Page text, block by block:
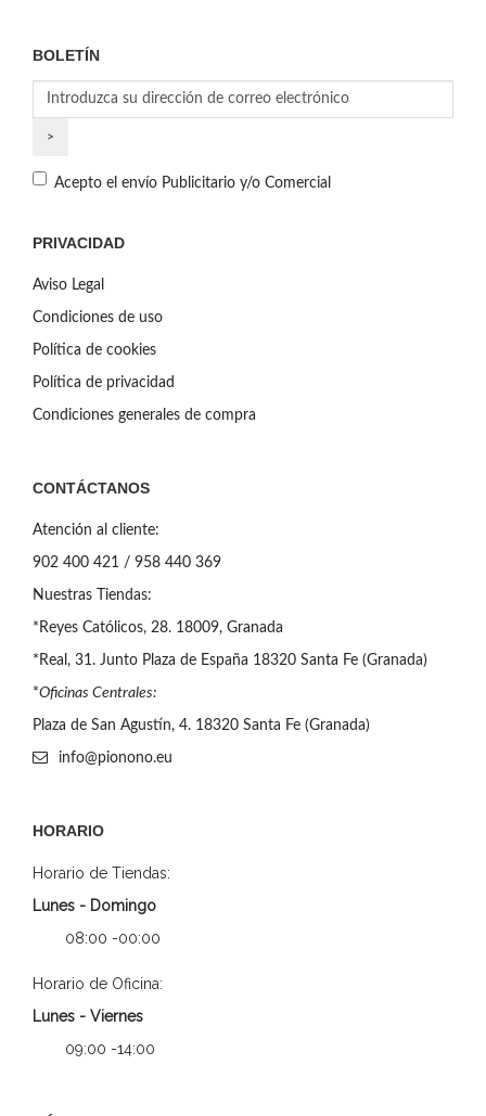
BOLETÍN
Acepto el envío Publicitario y/o Comercial
PRIVACIDAD
Aviso Legal
Condiciones de uso
Política de cookies
Política de privacidad
Condiciones generales de compra
CONTÁCTANOS
Atención al cliente:
902 400 421 / 958 440 369
Nuestras Tiendas:
*Reyes Católicos, 28. 18009, Granada
*Real, 31. Junto Plaza de España 18320 Santa Fe (Granada)
*Oficinas Centrales:
Plaza de San Agustín, 4. 18320 Santa Fe (Granada)
info@pionono.eu
HORARIO
Horario de Tiendas:
Lunes - Domingo
08:00 -00:00
Horario de Oficina:
Lunes - Viernes
09:00 -14:00